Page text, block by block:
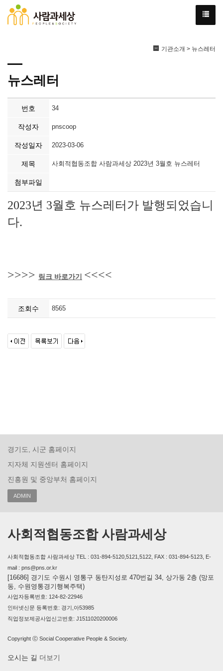
기관소개 > 뉴스레터
뉴스레터
번호 34
작성자 pnscoop
작성일자 2023-03-06
제목 사회적협동조합 사람과세상 2023년 3월호 뉴스레터
첨부파일
2023년 3월호 뉴스레터가 발행되었습니
다.
>>>> 링크 바로가기 <<<<
조회수 8565
경기도, 시군 홈페이지
지자체 지원센터 홈페이지
진흥원 및 중앙부처 홈페이지
ADMIN
사회적협동조합 사람과세상
사회적협동조합 사람과세상 TEL : 031-894-5120,5121,5122, FAX : 031-894-5123, E-
mail : pns@pns.or.kr
[16686] 경기도 수원시 영통구 동탄지성로 470번길 34, 상가동 2층 (망포
동, 수원영통경기행복주택)
사업자등록번호: 124-82-22946
인터넷신문 등록번호: 경기,아53985
직업정보제공사업신고번호: J1511020200006
Copyright ⓒ Social Cooperative People & Society.
오시는 길 더보기